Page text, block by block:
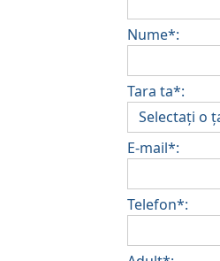
Nume*:
Tara ta*:
E-mail*:
Telefon*: